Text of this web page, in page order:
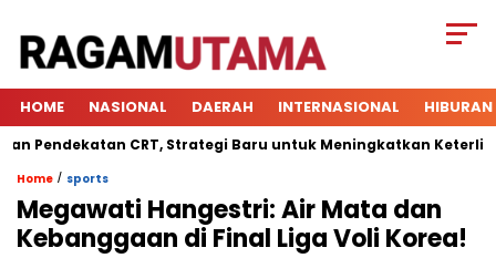
HOME NASIONAL DAERAH INTERNASIONAL HIBURAN
CRT, Strategi Baru untuk Meningkatkan Keterlibatan
Home / sports
Megawati Hangestri: Air Mata dan
Kebanggaan di Final Liga Voli Korea!